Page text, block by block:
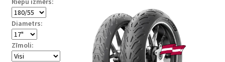
Diametrs:
Zīmoli: